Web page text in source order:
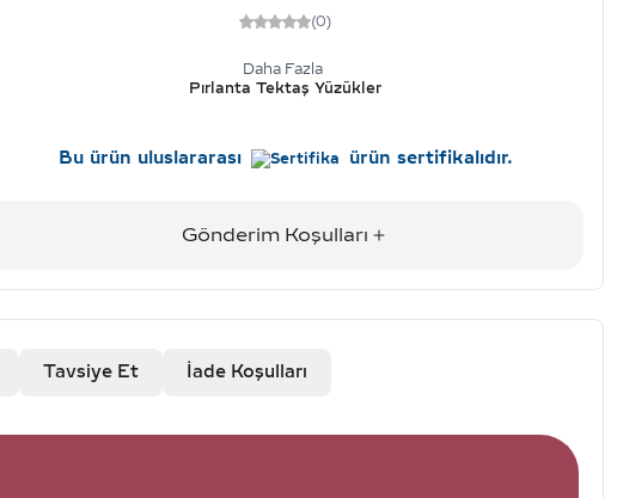
(0)
Daha Fazla
Pırlanta Tektaş Yüzükler
Bu ürün uluslararası ürün sertifikalıdır.
Gönderim Koşulları
Tavsiye Et İade Koşulları